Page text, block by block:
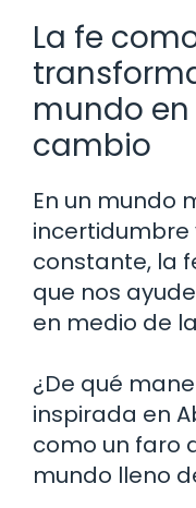
La fe
mundo
cambio
En un mundo
constante, la
que nos
en medio de
¿De qué
inspirada en
como un faro
mundo lleno